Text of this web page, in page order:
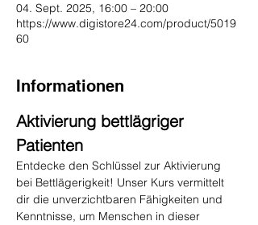
04. Sept. 2025, 16:00 – 20:00
https://www.digistore24.com/product/5019
60
Informationen
Aktivierung bettlägriger
Patienten
Entdecke den Schlüssel zur Aktivierung
bei Bettlägerigkeit! Unser Kurs vermittelt
dir die unverzichtbaren Fähigkeiten und
Kenntnisse, um Menschen in dieser